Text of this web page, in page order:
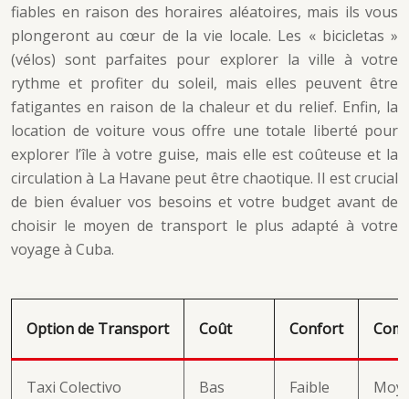
fiables en raison des horaires aléatoires, mais ils vous
plongeront au cœur de la vie locale. Les « bicicletas »
(vélos) sont parfaites pour explorer la ville à votre
rythme et profiter du soleil, mais elles peuvent être
fatigantes en raison de la chaleur et du relief. Enfin, la
location de voiture vous offre une totale liberté pour
explorer l’île à votre guise, mais elle est coûteuse et la
circulation à La Havane peut être chaotique. Il est crucial
de bien évaluer vos besoins et votre budget avant de
choisir le moyen de transport le plus adapté à votre
voyage à Cuba.
Option de Transport Coût Confort
Taxi Colectivo Bas Faible